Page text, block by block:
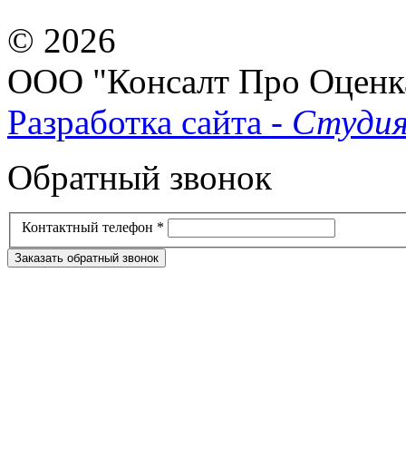
© 2026
ООО "Консалт Про
Разработка сайта -
Обратный звонок
Контактный телефон *